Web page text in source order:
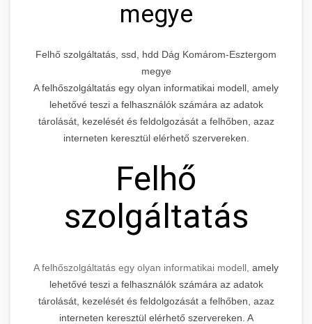
megye
Felhő szolgáltatás, ssd, hdd Dág Komárom-Esztergom
megye
A felhőszolgáltatás egy olyan informatikai modell, amely
lehetővé teszi a felhasználók számára az adatok
tárolását, kezelését és feldolgozását a felhőben, azaz
interneten keresztül elérhető szervereken.
Felhő
szolgáltatás
A felhőszolgáltatás egy olyan informatikai modell, amely
lehetővé teszi a felhasználók számára az adatok
tárolását, kezelését és feldolgozását a felhőben, azaz
interneten keresztül elérhető szervereken. A